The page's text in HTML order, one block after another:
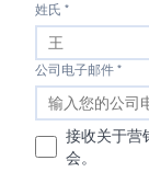
姓氏 *
公司电子邮件 *
接收关于营
会。